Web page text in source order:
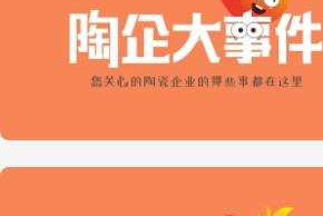
城展馆👉 特色产品
——原创设计与个性
的灵感发声地❗️ 是您